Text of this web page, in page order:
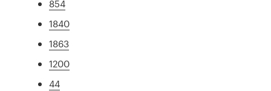
854
1840
1863
1200
44